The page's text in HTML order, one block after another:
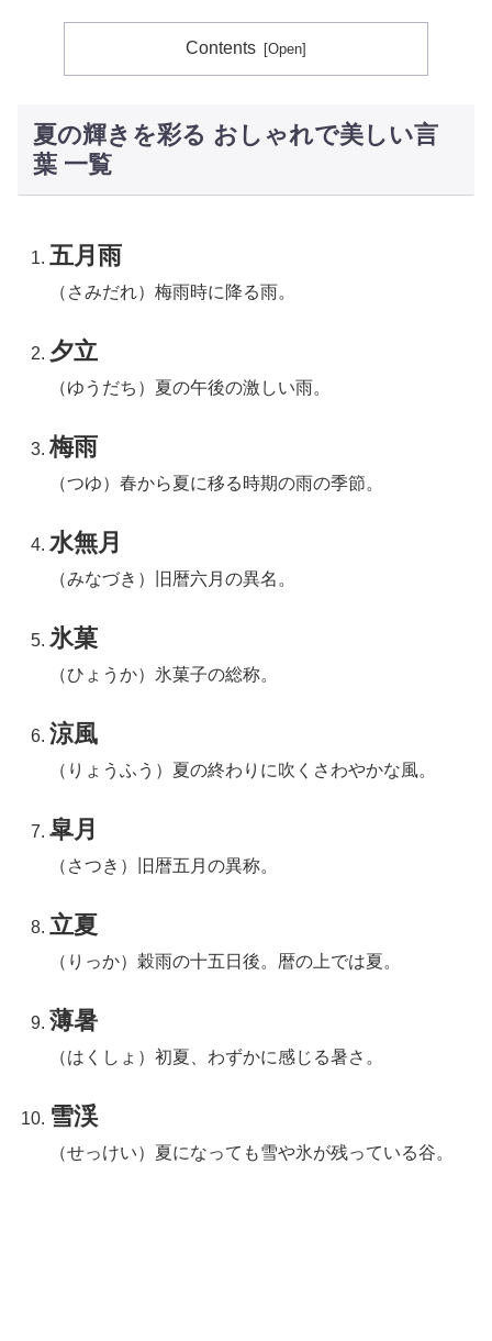
Contents
夏の輝きを彩る おしゃれで美しい言
葉 一覧
五月雨
（さみだれ）梅雨時に降る雨。
夕立
（ゆうだち）夏の午後の激しい雨。
梅雨
（つゆ）春から夏に移る時期の雨の季節。
水無月
（みなづき）旧暦六月の異名。
氷菓
（ひょうか）氷菓子の総称。
涼風
（りょうふう）夏の終わりに吹くさわやかな風。
皐月
（さつき）旧暦五月の異称。
立夏
（りっか）穀雨の十五日後。暦の上では夏。
薄暑
（はくしょ）初夏、わずかに感じる暑さ。
雪渓
（せっけい）夏になっても雪や氷が残っている谷。